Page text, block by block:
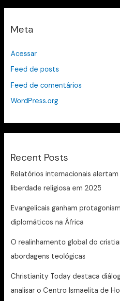
Meta
Acessar
Feed de posts
Feed de comentários
WordPress.org
Recent Posts
Relatórios internacionais
liberdade religiosa em 2025
Evangelicais ganham
diplomáticos na África
O realinhamento global do
abordagens teológicas
Christianity Today destaca
analisar o Centro Ismaelita de